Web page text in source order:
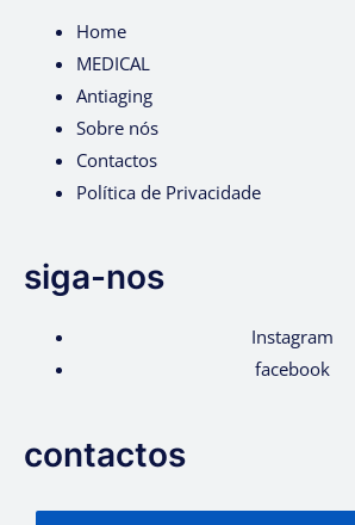
Home
MEDICAL
Antiaging
Sobre nós
Contactos
Política de Privacidade
siga-nos
Instagram
facebook
contactos